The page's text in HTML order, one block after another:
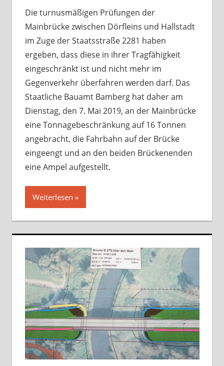
Die turnusmäßigen Prüfungen der
Mainbrücke zwischen Dörfleins und Hallstadt
im Zuge der Staatsstraße 2281 haben
ergeben, dass diese in ihrer Tragfähigkeit
eingeschränkt ist und nicht mehr im
Gegenverkehr überfahren werden darf. Das
Staatliche Bauamt Bamberg hat daher am
Dienstag, den 7. Mai 2019, an der Mainbrücke
eine Tonnagebeschränkung auf 16 Tonnen
angebracht, die Fahrbahn auf der Brücke
eingeengt und an den beiden Brückenenden
eine Ampel aufgestellt.
Weiterlesen